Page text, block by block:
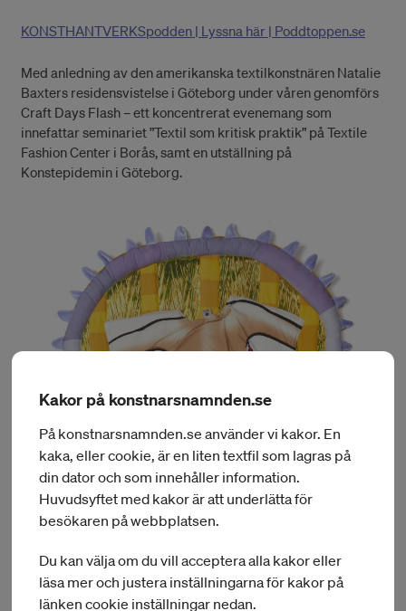
KONSTHANTVERKSpodden | Lyssna här | Poddtoppen.se
Med anledning av den amerikanska textilkonstnären Natalie
Baxters residensvistelse i Göteborg under våren genomförs
Craft Days Flash – ett koncentrerat evenemang som
innefattar seminariet ”Textil som kritisk praktik” på Textile
Fashion Center i Borås, samt en utställning på
Konstepidemin i Göteborg.
Kakor på konstnarsnamnden.se
På konstnarsnamnden.se använder vi kakor. En
kaka, eller cookie, är en liten textfil som lagras på
din dator och som innehåller information.
Huvudsyftet med kakor är att underlätta för
besökaren på webbplatsen.
Du kan välja om du vill acceptera alla kakor eller
läsa mer och justera inställningarna för kakor på
länken cookie inställningar nedan.